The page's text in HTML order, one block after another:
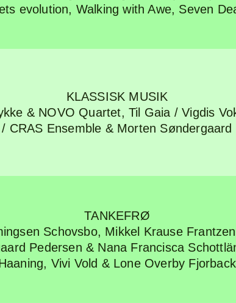
evolution, Walking with Awe, Seven
KLASSISK MUSIK
& NOVO Quartet, Til Gaia / Vigdis
/ CRAS Ensemble & Morten Søndergaard
TANKEFRØ
Schovsbo, Mikkel Krause Frantzen
Pedersen & Nana Francisca
Vivi Vold & Lone Overby Fjorback